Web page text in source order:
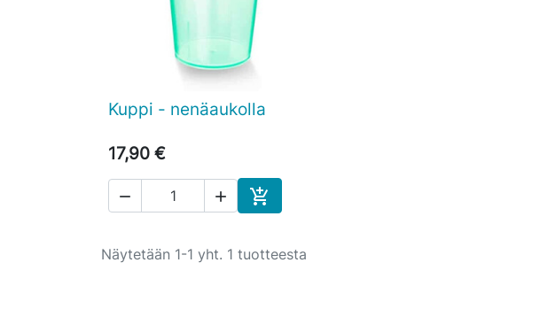
 Pikakatselu
Kuppi - nenäaukolla
17,90 €
  
Ostoskoriin
Näytetään 1-1 yht. 1 tuotteesta